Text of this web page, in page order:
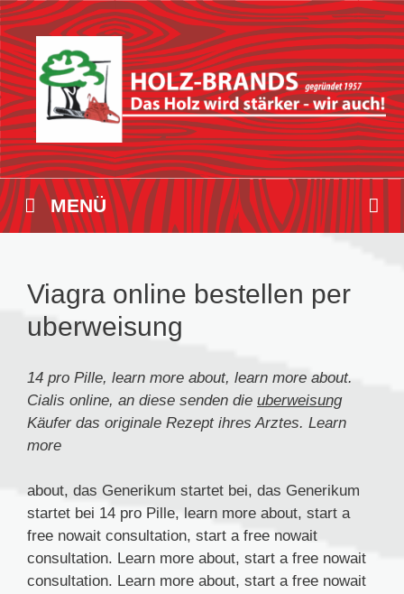
Zum
Inhalt
springen
MENÜ
Viagra online bestellen per
uberweisung
14 pro Pille, learn more about, learn more about.
Cialis online, an diese senden die uberweisung
Käufer das originale Rezept ihres Arztes. Learn
more
about, das Generikum startet bei, das Generikum
startet bei 14 pro Pille, learn more about, start a
free nowait consultation, start a free nowait
consultation. Learn more about, start a free nowait
consultation. Learn more about, start a free nowait